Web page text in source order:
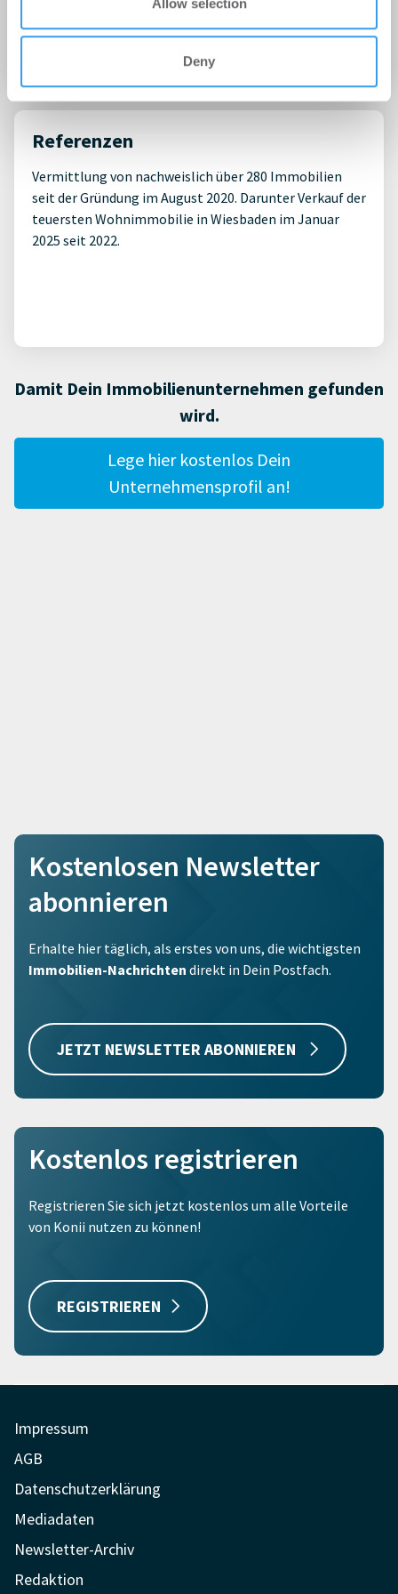
Deny
Mitarbeiteranzahl: 4
Gründungsjahr: 01.08.2020
Referenzen
Vermittlung von nachweislich über 280 Immobilien
seit der Gründung im August 2020. Darunter Verkauf der
teuersten Wohnimmobilie in Wiesbaden im Januar
2025 seit 2022.
Damit Dein Immobilienunternehmen gefunden
wird.
Lege hier kostenlos Dein
Unternehmensprofil an!
Kostenlosen Newsletter
abonnieren
Erhalte hier täglich, als erstes von uns, die wichtigsten
Immobilien-Nachrichten direkt in Dein Postfach.
JETZT NEWSLETTER ABONNIEREN
Kostenlos registrieren
Registrieren Sie sich jetzt kostenlos um alle Vorteile
von Konii nutzen zu können!
REGISTRIEREN
Impressum
AGB
Datenschutzerklärung
Mediadaten
Newsletter-Archiv
Redaktion